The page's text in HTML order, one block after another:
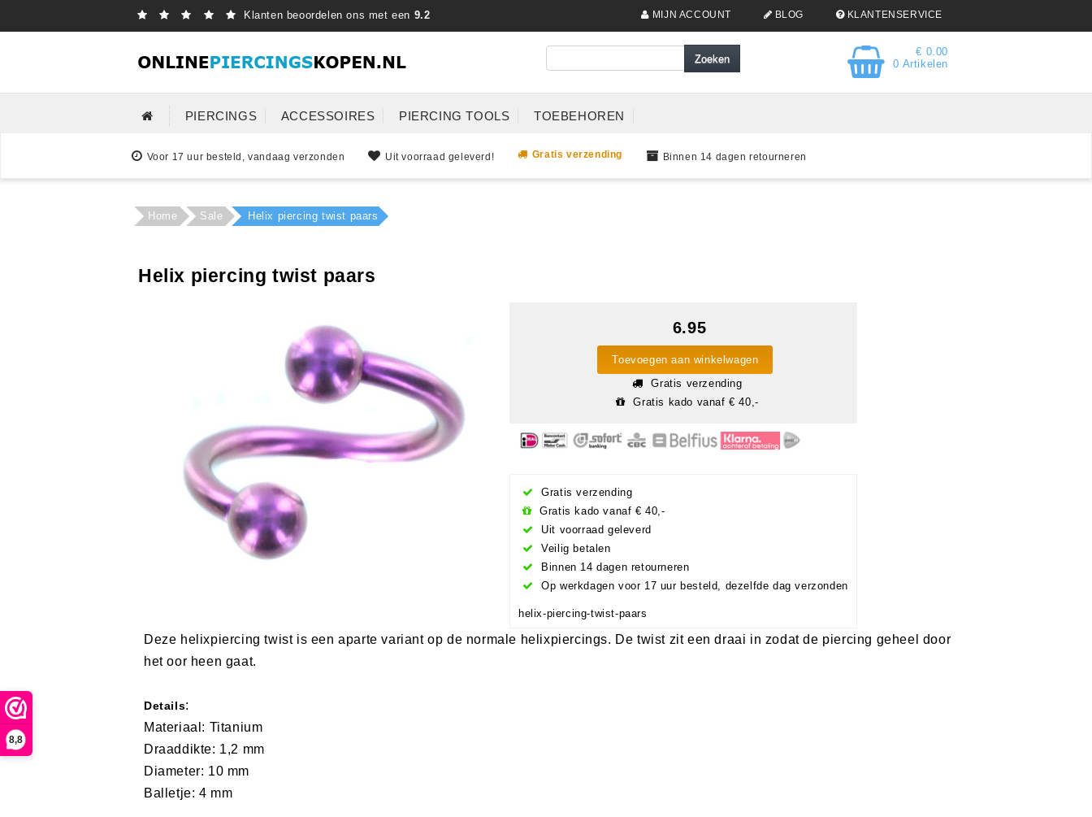
8,8
Klanten beoordelen ons met een 9.2 MIJN ACCOUNT BLOG KLANTENSERVICE
€ 0.00
0 Artikelen
PIERCINGS ACCESSOIRES PIERCING TOOLS TOEBEHOREN
Voor 17 uur besteld, vandaag verzonden Uit voorraad geleverd! Gratis verzending Binnen 14 dagen retourneren
Home Sale Helix piercing twist paars
Helix piercing twist paars
6.95
Toevoegen aan winkelwagen
Gratis verzending
Gratis kado vanaf € 40,-
Gratis verzending
Gratis kado vanaf € 40,-
Uit voorraad geleverd
Veilig betalen
Binnen 14 dagen retourneren
Op werkdagen voor 17 uur besteld, dezelfde dag verzonden
helix-piercing-twist-paars
Deze helixpiercing twist is een aparte variant op de normale helixpiercings. De twist zit een draai in zodat de piercing geheel door
het oor heen gaat.
Details:
Materiaal: Titanium
Draaddikte: 1,2 mm
Diameter: 10 mm
Balletje: 4 mm